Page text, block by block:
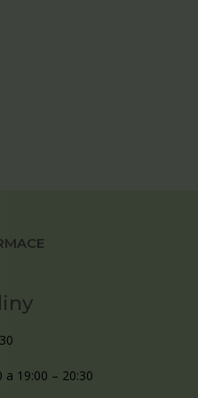
a 19:00 – 20:30